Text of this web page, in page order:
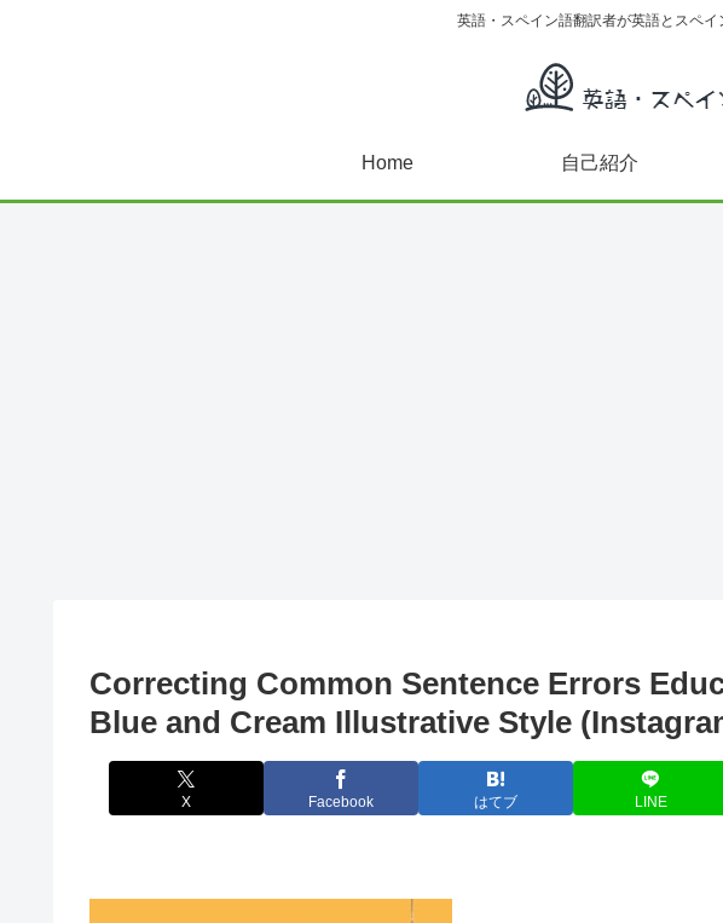
英語・スペイン語翻訳者が英語とスペ
Home 自己紹介
Correcting Common Sentence Errors
Blue and Cream Illustrative Style
X Facebook はてブ LINE